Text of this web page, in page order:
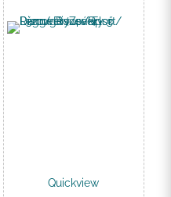
Quickview